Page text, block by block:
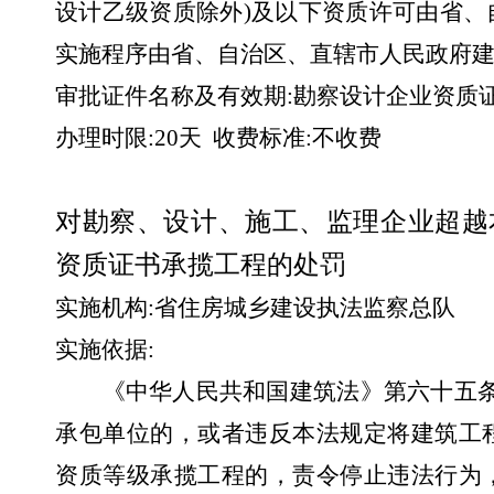
设计乙级资质除外)及以下资质许可由省
实施程序由省、自治区、直辖市人民政府
审批证件名称及有效期:勘察设计企业资质
办理时限:20天 收费标准:不收费
对勘察、设计、施工、监理企业超
资质证书承揽工程的处罚
实施机构:省住房城乡建设执法监察总队
实施依据:
《中华人民共和国建筑法》第六十
承包单位的，或者违反本法规定将建筑
资质等级承揽工程的，责令停止违法行